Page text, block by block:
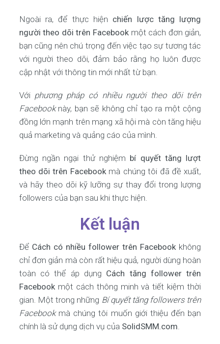
Ngoài ra, để thực hiện chiến lược tăng lượng
người theo dõi trên Facebook một cách đơn giản,
bạn cũng nên chú trọng đến việc tạo sự tương tác
với người theo dõi, đảm bảo rằng họ luôn được
cập nhật với thông tin mới nhất từ bạn.
Với phương pháp có nhiều người theo dõi trên
Facebooknày, bạn sẽ không chỉ tạo ra một cộng
đồng lớn mạnh trên mạng xã hội mà còn tăng hiệu
quả marketing và quảng cáo của mình.
Đừng ngần ngại thử nghiệm bí quyết tăng lượt
theo dõi trên Facebookmà chúng tôi đã đề xuất,
và hãy theo dõi kỹ lưỡng sự thay đổi trong lượng
followers của bạn sau khi thực hiện.
Kết luận
Để Cách có nhiều follower trên Facebook không
chỉ đơn giản mà còn rất hiệu quả, người dùng hoàn
toàn có thể áp dụng Cách tăng follower trên
Facebookmột cách thông minh và tiết kiệm thời
gian. Một trong những Bí quyết tăng followers trên
Facebookmà chúng tôi muốn giới thiệu đến bạn
chính là sử dụng dịch vụ của SolidSMM.com.